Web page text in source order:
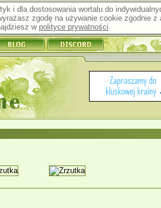
i dla dostosowania wortalu do
zgodę na używanie cookie zgodnie
w polityce prywatności.